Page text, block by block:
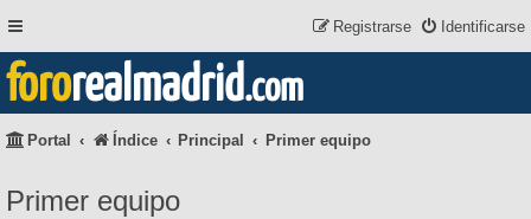
Identificarse
Registrarse
fororealmadrid.com
Portal Índice Principal Primer equipo
Primer equipo